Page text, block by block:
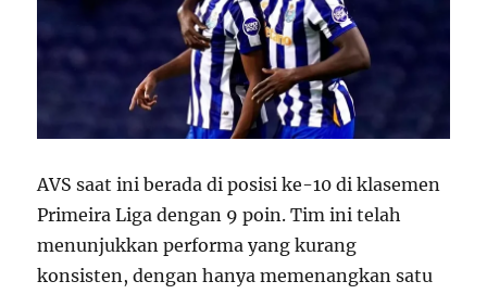
AVS saat ini berada di posisi ke-10 di klasemen
Primeira Liga dengan 9 poin. Tim ini telah
menunjukkan performa yang kurang
konsisten, dengan hanya memenangkan satu